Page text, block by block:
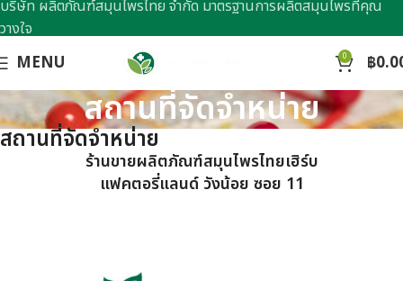
MENU 0 ฿
สถานที่จัดจำหน่าย
สถานที่จัดจำหน่าย
ร้านขายผลิตภัณฑ์สมุนไพรไทยเฮิร์บ
แฟคตอรี่แลนด์ วังน้อย ซอย 11
บริษัท ผลิตภัณฑ์สมุนไพรไทย จำกัด มาตรฐานการผลิตสมุนไพรที่คุณ
วางใจ